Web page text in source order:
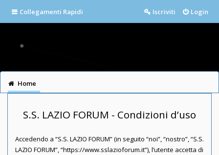
Collegamenti Rapidi Login
Iscriviti
Home
S.S. LAZIO FORUM - Condizioni d’uso
Accedendo a “S.S. LAZIO FORUM” (in seguito “noi”, “nostro”, “S.S.
LAZIO FORUM”, “https://www.sslazioforum.it”), l’utente accetta di